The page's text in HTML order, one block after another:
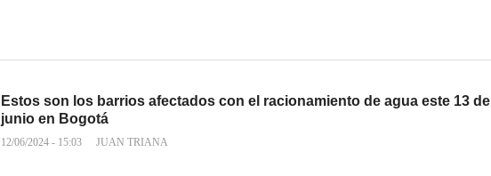
Estos son los barrios afectados con el racionamiento de agua este 13 de
junio en Bogotá
12/06/2024 - 15:03 JUAN TRIANA